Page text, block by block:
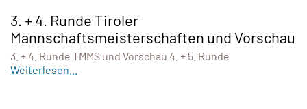
3. + 4. Runde Tiroler
Mannschaftsmeisterschaften und Vorschau
3. + 4. Runde TMMS und Vorschau 4. + 5. Runde
Weiterlesen...